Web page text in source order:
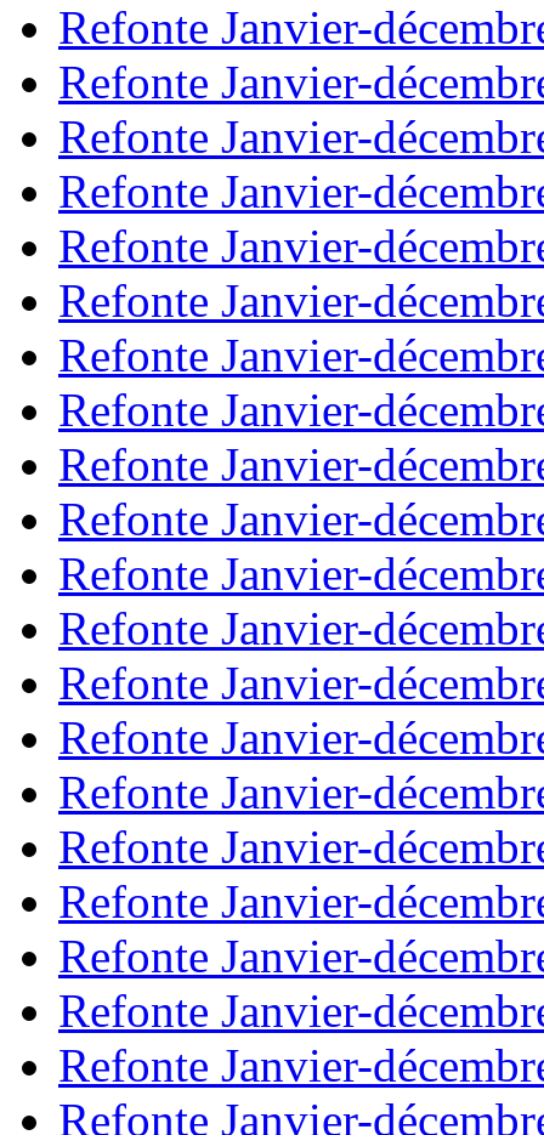
Refonte Janvier-
Refonte Janvier-
Refonte Janvier-
Refonte Janvier-
Refonte Janvier-
Refonte Janvier-
Refonte Janvier-
Refonte Janvier-
Refonte Janvier-
Refonte Janvier-
Refonte Janvier-
Refonte Janvier-
Refonte Janvier-
Refonte Janvier-
Refonte Janvier-
Refonte Janvier-
Refonte Janvier-
Refonte Janvier-
Refonte Janvier-
Refonte Janvier-
Refonte Janvier-